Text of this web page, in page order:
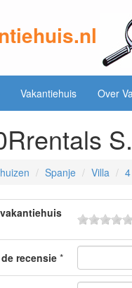
Vakantiehuis Over
Spanje Villa
recensie *